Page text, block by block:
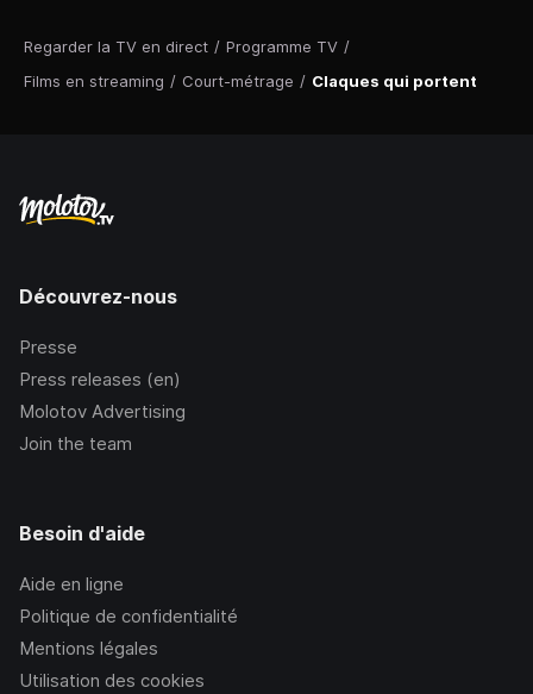
Regarder la TV en direct / Programme TV /
Films en streaming / Court-métrage / Claques qui portent
Découvrez-nous
Presse
Press releases (en)
Molotov Advertising
Join the team
Besoin d'aide
Aide en ligne
Politique de confidentialité
Mentions légales
Utilisation des cookies